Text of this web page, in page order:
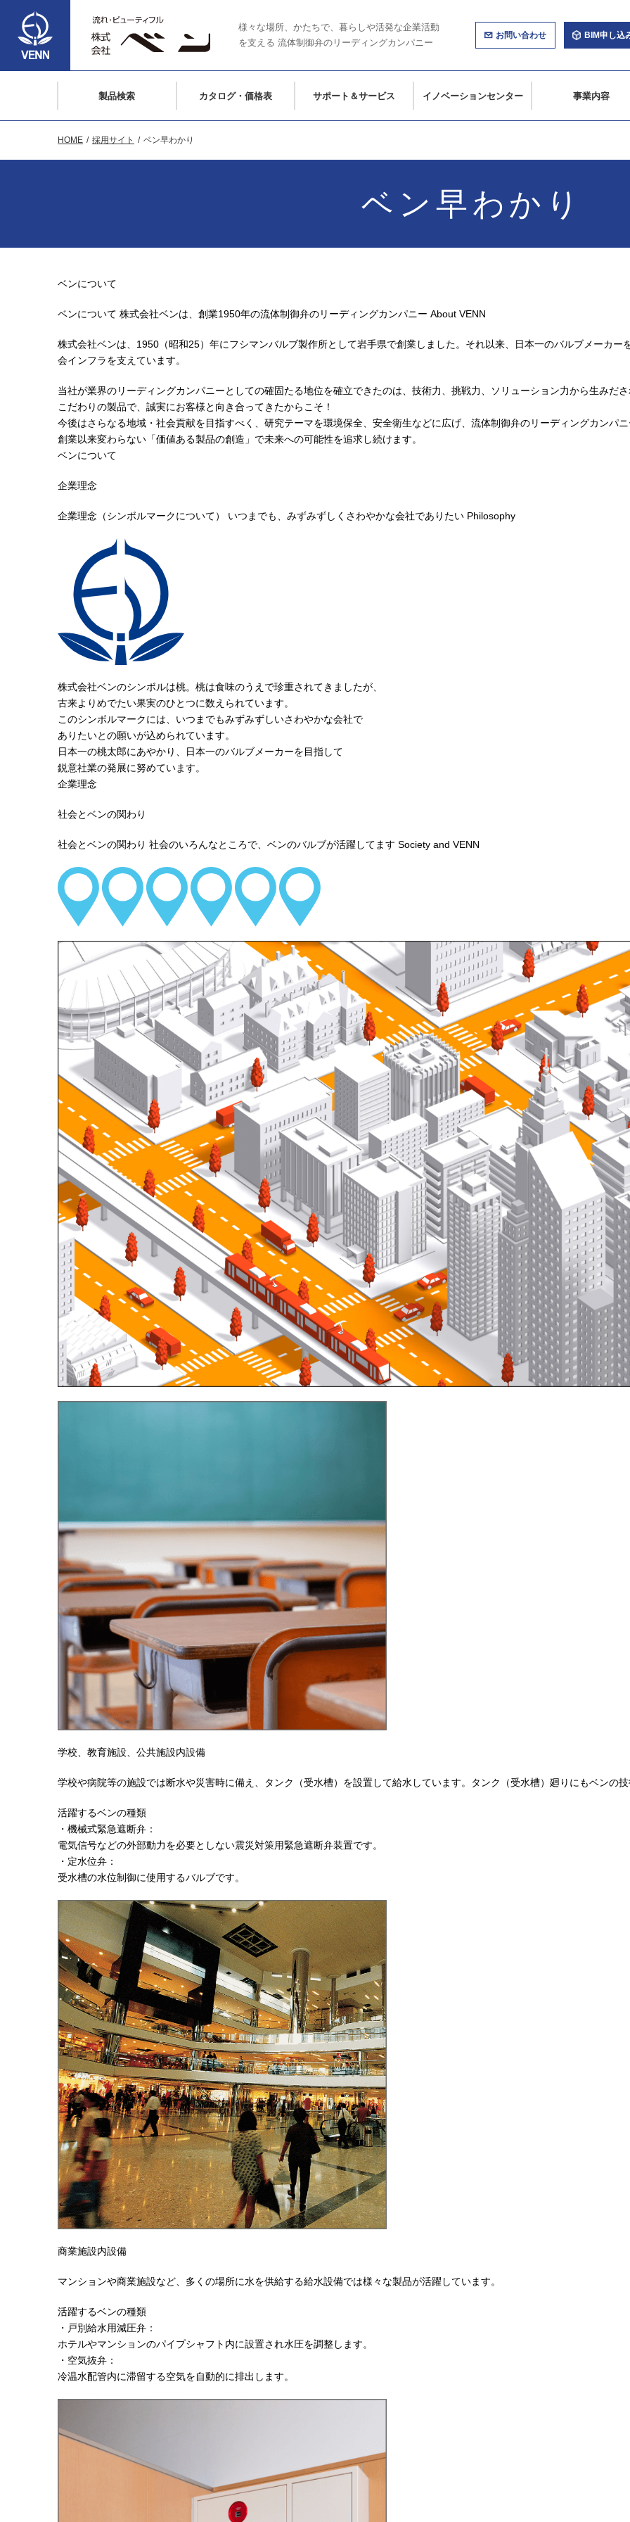
様々な場所、かたちで、暮らしや活発な企業活動
を支える 流体制御弁のリーディングカンパニー
お問い合わせ BIM申し込
製品検索 カタログ・価格表 サポート＆サービス イノベーションセンター 事業内容
HOME 採用サイト ベン早わかり
ベン早わかり
ベンについて
ベンについて 株式会社ベンは、創業1950年の流体制御弁のリーディングカンパニー About VENN
株式会社ベンは、1950（昭和25）年にフシマンバルブ製作所として岩手県で創業しました。それ以来、日本一のバルブメーカ
会インフラを支えています。
当社が業界のリーディングカンパニーとしての確固たる地位を確立できたのは、技術力、挑戦力、ソリューション力から生みださ
こだわりの製品で、誠実にお客様と向き合ってきたからこそ！
今後はさらなる地域・社会貢献を目指すべく、研究テーマを環境保全、安全衛生などに広げ、流体制御弁のリーディングカンパニ
創業以来変わらない「価値ある製品の創造」で未来への可能性を追求し続けます。
ベンについて
企業理念
企業理念（シンボルマークについて） いつまでも、みずみずしくさわやかな会社でありたい Philosophy
株式会社ベンのシンボルは桃。桃は食味のうえで珍重されてきましたが、
古来よりめでたい果実のひとつに数えられています。
このシンボルマークには、いつまでもみずみずしいさわやかな会社で
ありたいとの願いが込められています。
日本一の桃太郎にあやかり、日本一のバルブメーカーを目指して
鋭意社業の発展に努めています。
企業理念
社会とベンの関わり
社会とベンの関わり 社会のいろんなところで、ベンのバルブが活躍してます Society and VENN
学校、教育施設、公共施設内設備
学校や病院等の施設では断水や災害時に備え、タンク（受水槽）を設置して給水しています。タンク（受水槽）廻りにもベンの技
活躍するベンの種類
・機械式緊急遮断弁：
電気信号などの外部動力を必要としない震災対策用緊急遮断弁装置です。
・定水位弁：
受水槽の水位制御に使用するバルブです。
商業施設内設備
マンションや商業施設など、多くの場所に水を供給する給水設備では様々な製品が活躍しています。
活躍するベンの種類
・戸別給水用減圧弁：
ホテルやマンションのパイプシャフト内に設置され水圧を調整します。
・空気抜弁：
冷温水配管内に滞留する空気を自動的に排出します。